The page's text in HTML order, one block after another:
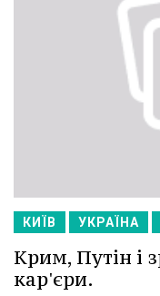
КИЇВ УКРАЇНА
Крим, Путін і
кар'єри.